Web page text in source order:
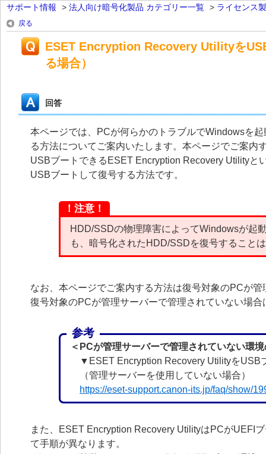
サポート情報 > 法人向け暗号化製品 カテゴリー一覧 > ライセンス
戻る
ESET Encryption Recovery Utilityを
る場合）
回答
本ページでは、PCが何らかのトラブルでWindowsを
る方法についてご案内いたします。本ページでご案
USBブートできるESET Encryption Recovery Utilityと
USBブートして復号する方法です。
！注意！
HDD/SSDの物理障害によってWindowsが起
も、暗号化されたHDD/SSDを復号すること
なお、本ページでご案内する方法は復号対象のPCが
復号対象のPCが管理サーバーで管理されていない場
参考
＜PCが管理サーバーで管理されていない環
▼ESET Encryption Recovery UtilityをUSB
（管理サーバーを使用していない場合）
https://eset-support.canon-its.jp/faq/show/
また、ESET Encryption Recovery UtilityはPCがUEFI
て手順が異なります。